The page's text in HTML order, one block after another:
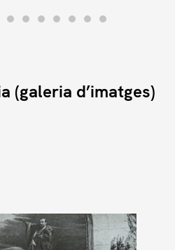
a una veu per a
(galeria d’imatges)